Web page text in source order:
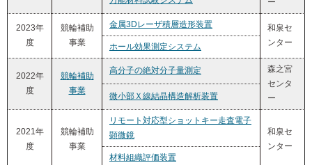
ー
2023年
度
競輪補助
事業
金属3Dレーザ積層造形装置
和泉セ
ンター
ホール効果測定システム
2022年
度
競輪補助
事業
高分子の絶対分子量測定
森之宮
センタ
ー
微小部Ｘ線結晶構造解析装置
2021年
度
競輪補助
事業
リモート対応型ショットキー走査電子
顕微鏡
和泉セ
ンター
材料組織評価装置